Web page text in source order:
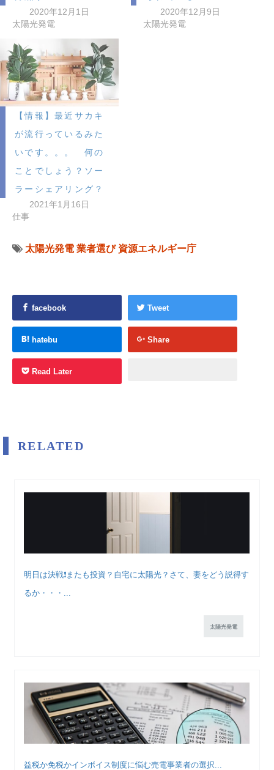
2020年12月1日
太陽光発電
2020年12月9日
太陽光発電
【情報】最近サカキ
が流行っているみた
いです。。。 何の
ことでしょう？ソー
ラーシェアリング？
2021年1月16日
仕事
太陽光発電 業者選び 資源エネルギー庁
facebook Tweet
hatebu Share
Read Later
RELATED
明日は決戦❗️またも投資？自宅に太陽光？さて、妻をどう説得す
るか・・・...
太陽光発電
益税か免税かインボイス制度に悩む売電事業者の選択...